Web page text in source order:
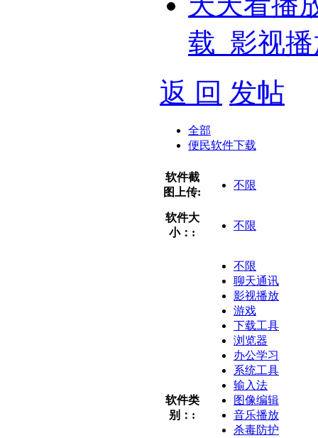
载_影视
返 回 发帖
全部
便民软件下载
软件截
图上传:
不限
软件大
小：:
不限
软件类
别：:
不限
聊天通讯
影视播放
游戏
下载工具
浏览器
办公学习
系统工具
输入法
图像编辑
音乐播放
杀毒防护